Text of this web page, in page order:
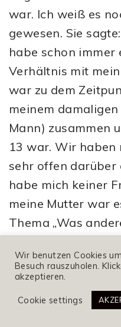
war. Ich weiß es
gewesen. Sie
habe schon immer
Verhältnis mit
war zu dem
meinem
Mann) zusammen
13 war. Wir haben
sehr offen darüber
habe mich keiner
meine Mutter war
Thema „Was
nicht so wirklich
Nachbarschaft, in
behütet
Wir benutzen Cookies
Besuch rauszuholen.
akzeptieren.
Cookie settings